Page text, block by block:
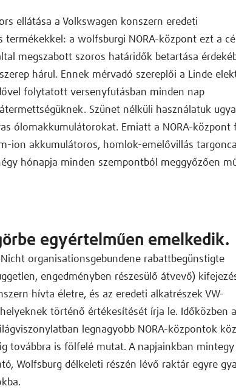
ellátása a Volkswagen konszern eredeti
termékekkel: a wolfsburgi NORA-központ ezt a
megszabott szoros határidők betartása
hárul. Ennek mérvadó szereplői a Linde
folytatott versenyfutásban minden nap
Szünet nélküli használatuk
ólomakkumulátorokat. Emiatt a NORA-központ
ion akkumulátoros, homlok-emelővillás targonca
hónapja minden szempontból meggyőzően
egyértelműen emelkedik.
organisationsgebundene rabattbegünstigte
engedményben részesülő átvevő)
hívta életre, és az eredeti alkatrészek VW-
történő értékesítését írja le. Időközben a
legnagyobb NORA-központok
továbbra is fölfelé mutat. A napjainkban mintegy
Wolfsburg délkeleti részén lévő raktár egyre